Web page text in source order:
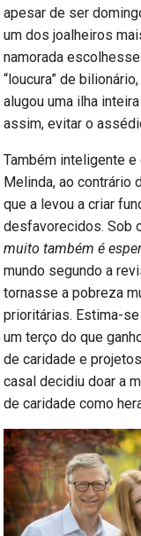
apesar de ser
um dos joalheiros
namorada
“loucura” de
alugou uma ilha
assim, evitar o
Também inteligente
Melinda, ao contrário
que a levou a criar
desfavorecidos. Sob
muito também é
mundo segundo a
tornasse a pobreza
prioritárias. Estima-
um terço do que
de caridade e
casal decidiu doar a
de caridade como